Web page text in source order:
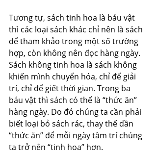
Tương tự, sách tinh hoa là báu vật
thì các loại sách khác chỉ nên là sách
để tham khảo trong một số trường
hợp, còn không nên đọc hàng ngày.
Sách không tinh hoa là sách không
khiến mình chuyển hóa, chỉ để giải
trí, chỉ để giết thời gian. Trong ba
báu vật thì sách có thể là “thức ăn”
hàng ngày. Do đó chúng ta cần phải
biết loại bỏ sách rác, thay thế dần
“thức ăn” để mỗi ngày tâm trí chúng
ta trở nên “tinh hoa” hơn.